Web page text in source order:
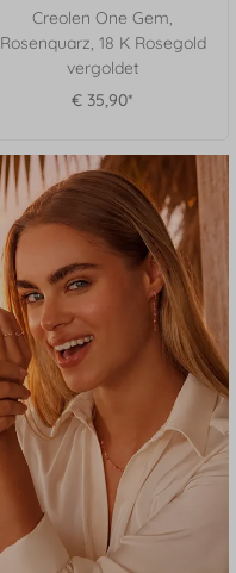
Creolen One Gem,
Rosenquarz, 18 K Rosegold
vergoldet
€ 35,90*